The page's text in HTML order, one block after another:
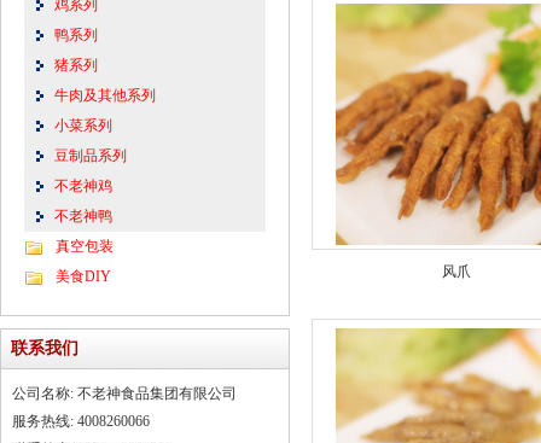
鸡系列
鸭系列
猪系列
牛肉及其他系列
小菜系列
豆制品系列
不老神鸡
不老神鸭
真空包装
美食DIY
联系我们
公司名称: 不老神食品集团有限公司
服务热线: 4008260066
风爪